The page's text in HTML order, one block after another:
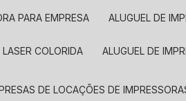
PARA EMPRESA ALUGUEL DE
LASER COLORIDA ALUGUEL DE
DE LOCAÇÕES DE